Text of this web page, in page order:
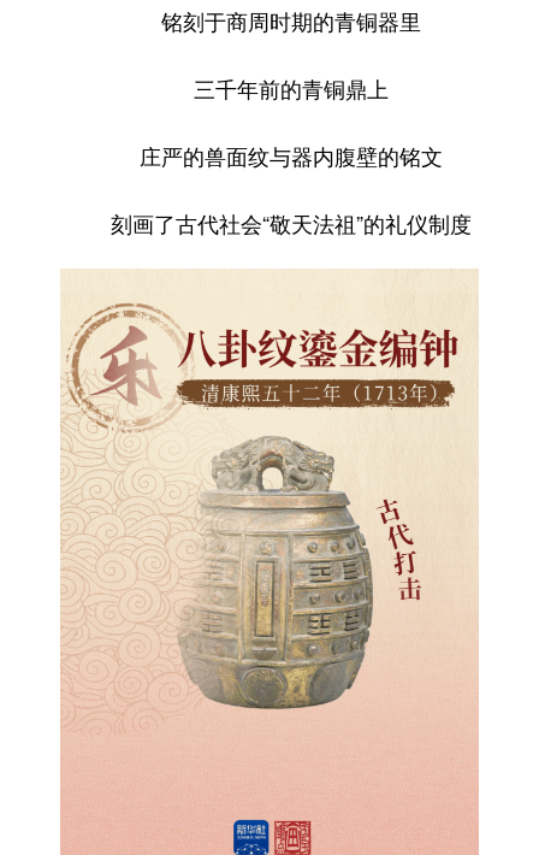
铭刻于商周时期的青铜器里
三千年前的青铜鼎上
庄严的兽面纹与器内腹壁的铭文
刻画了古代社会“敬天法祖”的礼仪制度